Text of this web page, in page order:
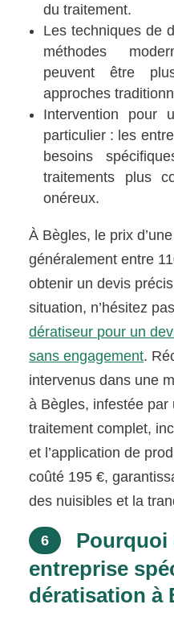
du traitement.
Les techniques de
méthodes
peuvent être
approches
Intervention pour
particulier : les
besoins
traitements plus
onéreux.
À Bègles, le prix
généralement entre
obtenir un devis
situation, n’hésitez
dératiseur pour un
sans engagement.
intervenus dans une
à Bègles, infestée
traitement complet,
et l’application de
coûté 195 €,
des nuisibles et la
6
Pourquoi
entreprise
dératisation à